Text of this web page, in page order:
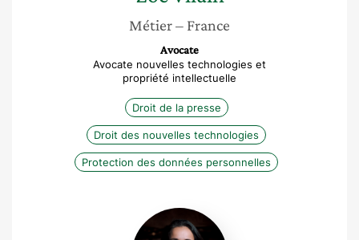
Métier– France
Avocate
Avocate nouvelles technologies et
propriété intellectuelle
Droit de la presse
Droit des nouvelles technologies
Protection des données personnelles
Pauline
Rocafull